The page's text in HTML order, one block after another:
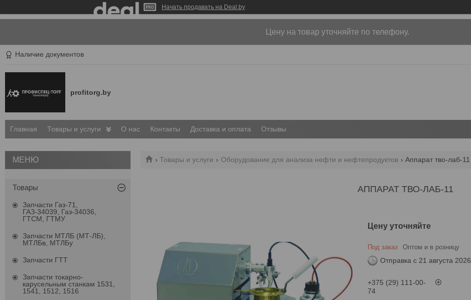
Начать продавать на Deal.by
Цену на товар уточняйте по телефону.
Наличие документов
profitorg.by
Главная Товары и услуги О нас Контакты Доставка и оплата Отзывы
Товары и услуги Оборудование для анализа нефти и нефтепродуктов Аппарат тво-лаб-11
АППАРАТ ТВО-ЛАБ-11
Цену уточняйте
Под заказ Оптом и в розницу
Отправка с 21 августа 2026
+375 (29) 111-00-
74
Товары
Запчасти Газ-71,
ГАЗ-34039, Газ-34036,
ГТСМ, ГТМУ
Запчасти МТЛБ (МТ-ЛБ),
МТЛБв, МТЛБу
Запчасти ГТТ
Запчасти токарно-
карусельным станкам 1531,
1541, 1512, 1516